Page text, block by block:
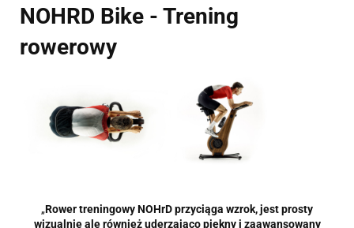
NOHRD Bike - Trening
rowerowy
„Rower treningowy NOHrD przyciąga wzrok, jest prosty
wizualnie ale również uderzająco piękny i zaawansowany